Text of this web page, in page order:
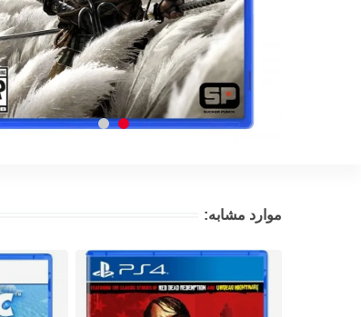
موارد مشابه: